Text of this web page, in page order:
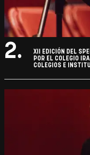
2.
XII EDICIÓN DEL
POR EL COLEGIO
COLEGIOS E